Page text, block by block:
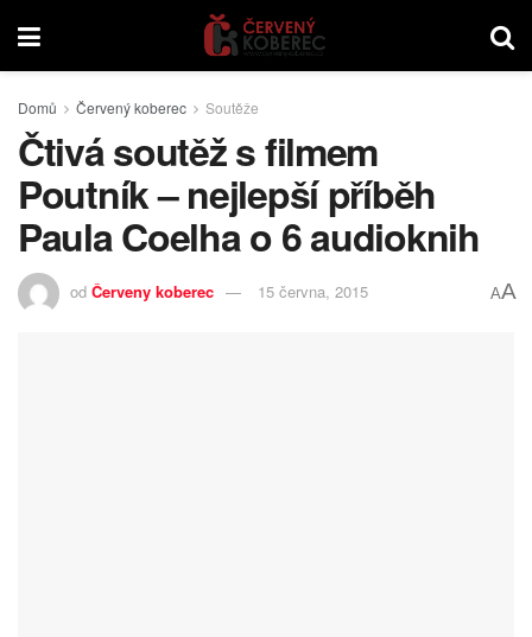
Domů Červený koberec Soutěže
Čtivá soutěž s filmem
Poutník – nejlepší příběh
Paula Coelha o 6 audioknih
od Červeny koberec 15 června, 2015 AA